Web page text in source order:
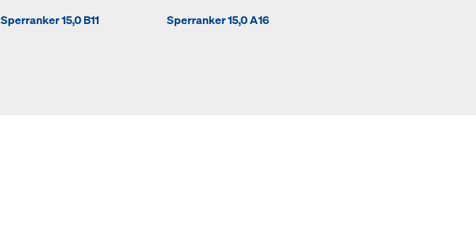
Sperranker 15,0 B11 Sperranker 15,0 A16